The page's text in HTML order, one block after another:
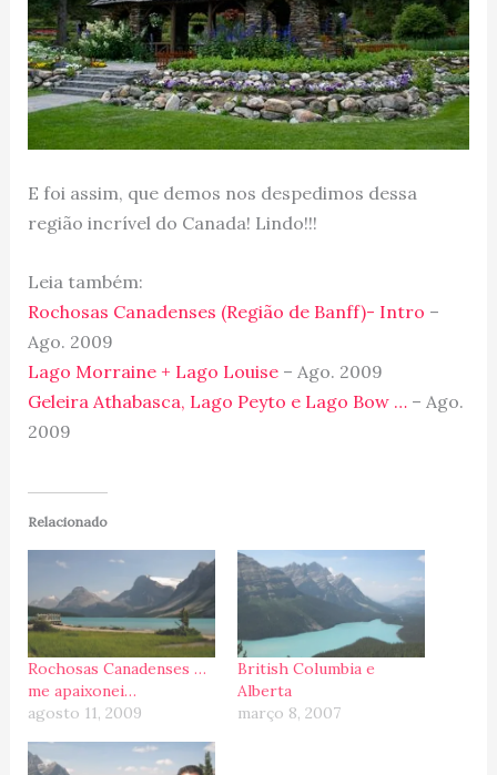
E foi assim, que demos nos despedimos dessa
região incrível do Canada! Lindo!!!
Leia também:
Rochosas Canadenses (Região de Banff)- Intro –
Ago. 2009
Lago Morraine + Lago Louise – Ago. 2009
Geleira Athabasca, Lago Peyto e Lago Bow … – Ago.
2009
Relacionado
Rochosas Canadenses …
me apaixonei…
agosto 11, 2009
British Columbia e
Alberta
março 8, 2007